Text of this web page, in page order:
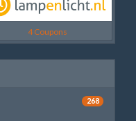
4 Coupons
268